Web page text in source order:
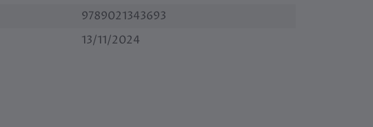
9789021343693
13/11/2024